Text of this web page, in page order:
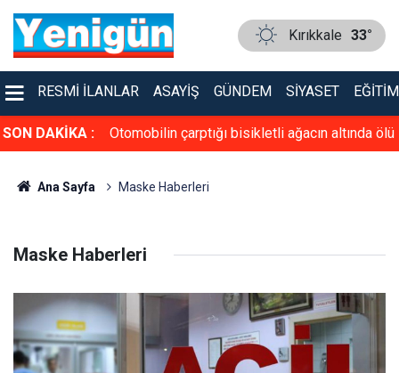
Kırıkkale 33°
RESMI İLANLAR ASAYIŞ GÜNDEM SIYASET EĞITIM
SON DAKİKA :
altında ölü Kırıkkale’de çocuklar açık havada sinema keyfi
Ana Sayfa Maske Haberleri
Maske Haberleri